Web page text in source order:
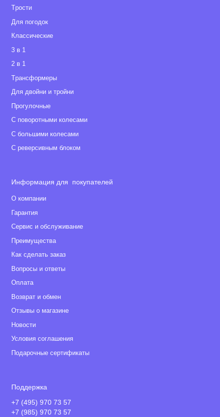
Обязательное условие: 1 дополнительный год
гарантии предоставляется только при условии
регистрации коляски на официальном сайте Анекс
Tрости
Для погодок
Классические
3 в 1
2 в 1
Tрансформеры
Для двойни и тройни
Прогулочные
С поворотными колесами
С большими колесами
С реверсивным блоком
Информация для покупателей
О компании
Гарантия
Сервис и обслуживание
Преимущества
Как сделать заказ
Вопросы и ответы
Оплата
Возврат и обмен
Отзывы о магазине
Новости
Условия соглашения
Подарочные сертификаты
Поддержка
+7 (495) 970 73 57
+7 (985) 970 73 57